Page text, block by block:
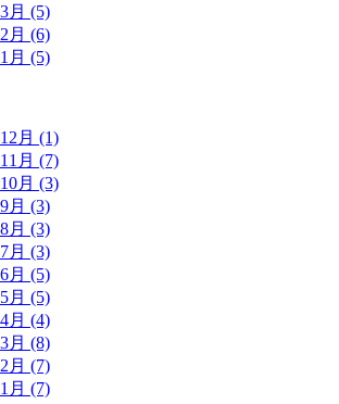
月 (5)
月 (6)
月 (5)
月 (1)
月 (7)
月 (3)
月 (3)
月 (3)
月 (3)
月 (5)
月 (5)
月 (4)
月 (8)
月 (7)
月 (7)